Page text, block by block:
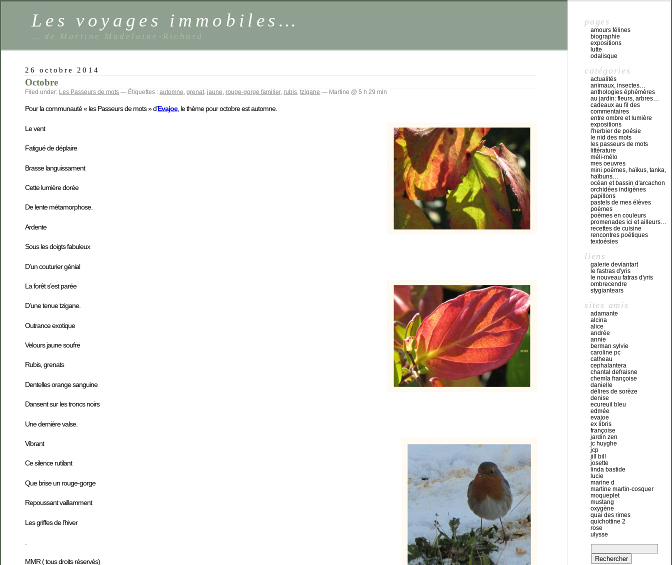
Les voyages immobiles…
… de Martine Madelaine-Richard
26 octobre 2014
Octobre
Filed under: Les Passeurs de mots — Étiquettes : automne, grenat, jaune, rouge-gorge familier, rubis, tzigane — Martine @ 5 h 29 min
Pour la communauté « les Passeurs de mots » d’Evajoe, le thème pour octobre est automne.
Le vent
Fatigué de déplaire
Brasse languissament
Cette lumière dorée
De lente métamorphose.
Ardente
Sous les doigts fabuleux
D’un couturier génial
La forêt s’est parée
D’une tenue tzigane.
Outrance exotique
Velours jaune soufre
Rubis, grenats
Dentelles orange sanguine
Dansent sur les troncs noirs
Une dernière valse.
Vibrant
Ce silence rutilant
Que brise un rouge-gorge
Repoussant vaillamment
Les griffes de l’hiver
MMR ( tous droits réservés)
pages
amours félines
biographie
expositions
lutte
odalisque
catégories
actualités
animaux, insectes…
anthologies éphémères
au jardin: fleurs, arbres…
cadeaux au fil des
commentaires
entre ombre et lumière
expositions
l'herbier de poésie
le nid des mots
les passeurs de mots
littérature
méli-mélo
mes oeuvres
mini poèmes, haïkus, tanka,
haïbuns…
océan et bassin d'arcachon
orchidées indigènes
papillons
pastels de mes élèves
poèmes
poèmes en couleurs
promenades ici et ailleurs…
recettes de cuisine
rencontres poétiques
textoésies
liens
galerie deviantart
le fastras d'yris
le nouveau fatras d'yris
ombrecendre
stygiantears
sites amis
adamante
alcina
alice
andrée
annie
berman sylvie
caroline pc
catheau
cephalantera
chantal defraisne
chemla françoise
danielle
délires de sorèze
denise
ecureuil bleu
edmée
evajoe
ex libris
françoise
jardin zen
jc huyghe
jcp
jill bill
josette
linda bastide
lucie
marine d
martine martin-cosquer
moqueplet
mustang
oxygène
quai des rimes
quichottine 2
rose
ulysse